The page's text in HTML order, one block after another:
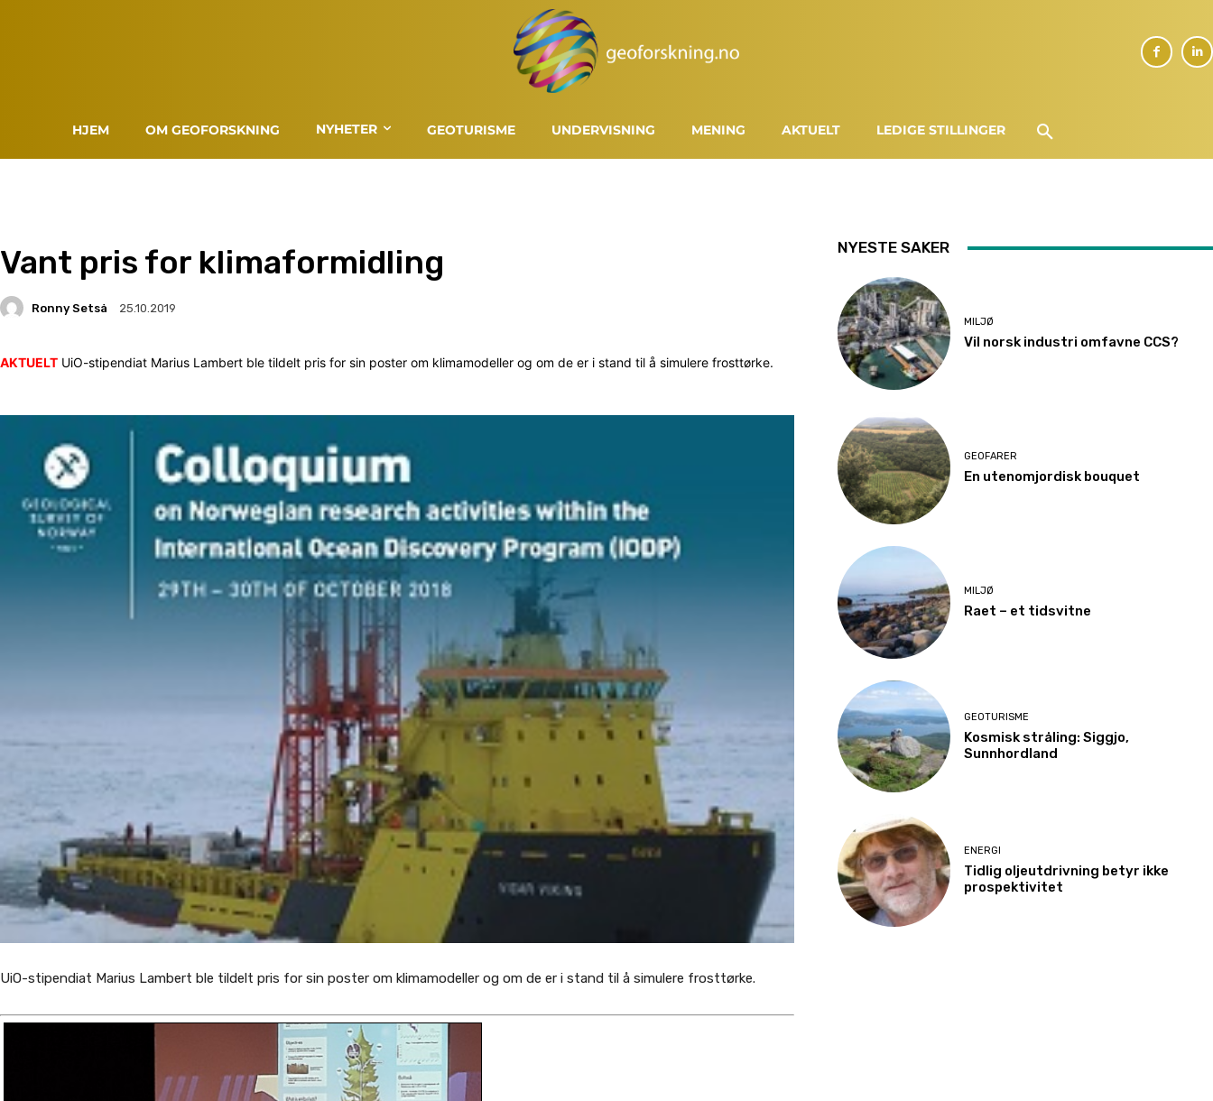
HJEM OM GEOFORSKNING NYHETER GEOTURISME UNDERVISNING MENING AKTUELT LEDIGE STILLINGER
Vant pris for klimaformidling
Ronny Setså 25.10.2019
AKTUELT UiO-stipendiat Marius Lambert ble tildelt pris for sin poster om klimamodeller og om de er i stand til å simulere frosttørke.
UiO-stipendiat Marius Lambert ble tildelt pris for sin poster om klimamodeller og om de er i stand til å simulere frosttørke.
NYESTE SAKER
MILJØ
Vil norsk industri omfavne CCS?
GEOFARER
En utenomjordisk bouquet
MILJØ
Raet – et tidsvitne
GEOTURISME
Kosmisk stråling: Siggjo,
Sunnhordland
ENERGI
Tidlig oljeutdrivning betyr ikke
prospektivitet